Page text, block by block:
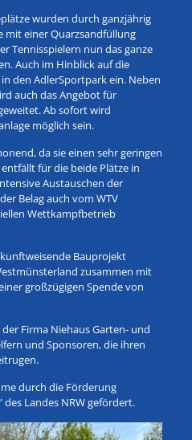
wurden durch ganzjährig
mit einer Quarzsandfüllung
Tennisspielern nun das ganze
Auch im Hinblick auf die
den AdlerSportpark ein. Neben
auch das Angebot für
Ab sofort wird
möglich sein.
da sie einen sehr geringen
für die beide Plätze in
Austauschen der
Belag auch vom WTV
Wettkampfbetrieb
Bauprojekt
zusammen mit
großzügigen Spende von
Firma Niehaus Garten- und
und Sponsoren, die ihren
durch die Förderung
Landes NRW gefördert.